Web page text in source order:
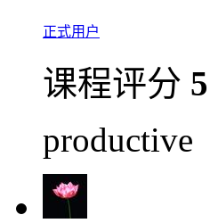
正式用户
课程评分 5
productive